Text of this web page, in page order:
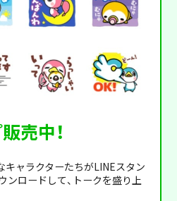
売中！
キャラクターたちがLINEスタン
ンロードして、トークを盛り上